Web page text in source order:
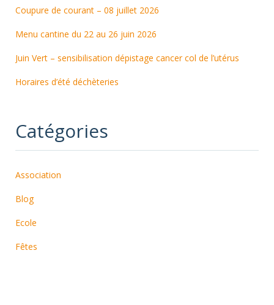
Coupure de courant – 08 juillet 2026
Menu cantine du 22 au 26 juin 2026
Juin Vert – sensibilisation dépistage cancer col de l’utérus
Horaires d’été déchèteries
Catégories
Association
Blog
Ecole
Fêtes